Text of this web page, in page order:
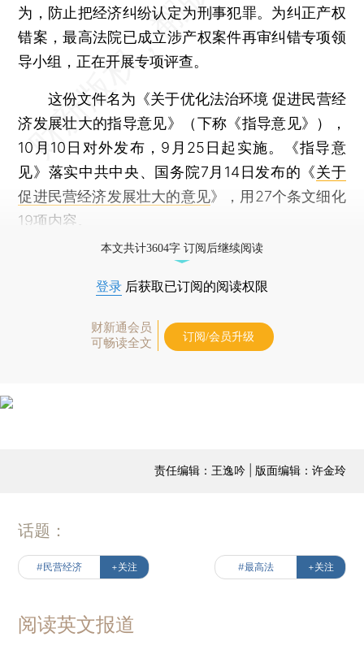
为，防止把经济纠纷认定为刑事犯罪。为纠正产权
错案，最高法院已成立涉产权案件再审纠错专项领
导小组，正在开展专项评查。
这份文件名为《关于优化法治环境 促进民营经
济发展壮大的指导意见》（下称《指导意见》），
10月10日对外发布，9月25日起实施。《指导意
见》落实中共中央、国务院7月14日发布的《关于
促进民营经济发展壮大的意见》，用27个条文细化
19项内容。
本文共计3604字 订阅后继续阅读
登录 后获取已订阅的阅读权限
财新通会员
可畅读全文
订阅/会员升级
责任编辑：王逸吟 | 版面编辑：许金玲
话题：
#民营经济 +关注 #最高法 +关注
阅读英文报道